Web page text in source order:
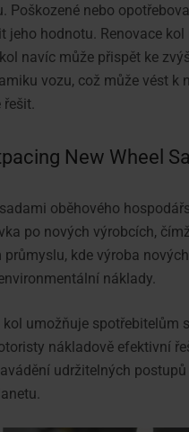
nebo
hodnotu. Renovace
navíc může přispět ke
vozu, což může vést k
řešit.
New Wheel
oběhového
po nových výrobcích,
kde výroba
náklady.
umožňuje spotřebitelům
nákladově efektivní
udržitelných